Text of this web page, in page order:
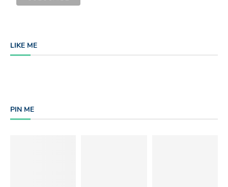
LIKE ME
PIN ME